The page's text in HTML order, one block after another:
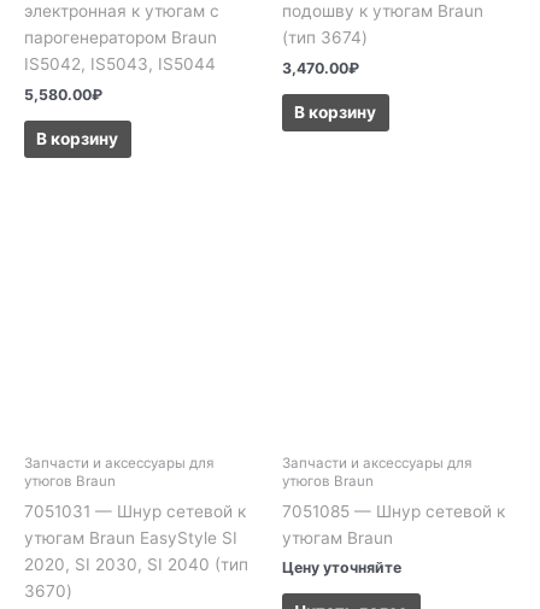
электронная к утюгам с
парогенератором Braun
IS5042, IS5043, IS5044
5,580.00₽
В корзину
подошву к утюгам Braun
(тип 3674)
3,470.00₽
В корзину
Запчасти и аксессуары для
утюгов Braun
7051031 — Шнур сетевой к
утюгам Braun EasyStyle SI
2020, SI 2030, SI 2040 (тип
3670)
Запчасти и аксессуары для
утюгов Braun
7051085 — Шнур сетевой к
утюгам Braun
Цену уточняйте